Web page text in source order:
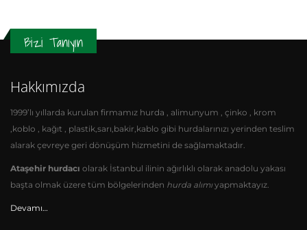
Bizi Tanıyın
Hakkımızda
1999’lı yıllarda kurulan firmamız hurda , alimunyum , çinko , krom
,koblo , kağıt , plastik,sarı,bakir,kablo gibi hurdalarınızı yerinden teslim
alarak çevreye geri dönüşüm hizmetini de sağlamaktadır.
Ataşehir hurdacı olarak İstanbul ilinin ağırlıklı olarak anadolu yakası
başta olmak üzere tüm bölgelerinden hurda alımıyapmaktayız.
Devamı…